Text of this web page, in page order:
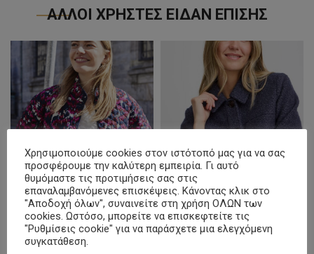
ΑΛΛΟΙ ΧΡΗΣΤΕΣ ΕΙΔΑΝ ΕΠΙΣΗΣ
ΜΠΟΥΦΑΝ ΚΑΠΙΤΟΝΕ
€59.95
SELECT OPTIONS
ΠΑΛΤΟ-JACKET ΜΠΟΥΚΛΕ
€109.95
price
€55.00
price
Χρησιμοποιούμε cookies στον ιστότοπό μας για να σας
προσφέρουμε την καλύτερη εμπειρία. Γι αυτό
θυμόμαστε τις προτιμήσεις σας στις
επαναλαμβανόμενες επισκέψεις. Κάνοντας κλικ στο
"Αποδοχή όλων", συναινείτε στη χρήση ΟΛΩΝ των
cookies. Ωστόσο, μπορείτε να επισκεφτείτε τις
"Ρυθμίσεις cookie" για να παράσχετε μια ελεγχόμενη
συγκατάθεση.